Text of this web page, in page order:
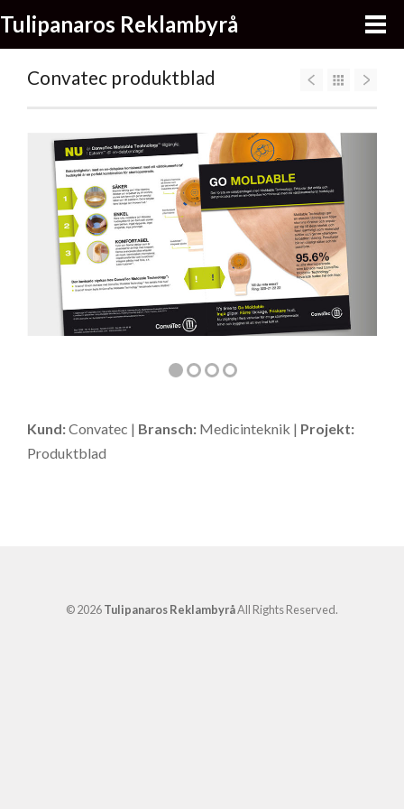
Tulipanaros Reklambyrå
Convatec produktblad
Kund:Convatec | Bransch: Medicinteknik | Projekt:
Produktblad
© 2026Tulipanaros ReklambyråAll Rights Reserved.